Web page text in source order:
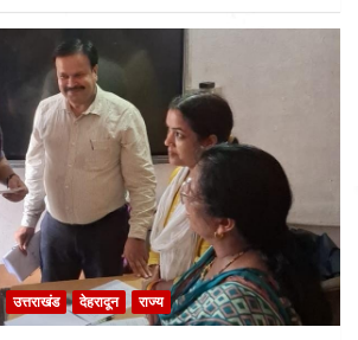
उत्तराखंड देहरादून राज्य